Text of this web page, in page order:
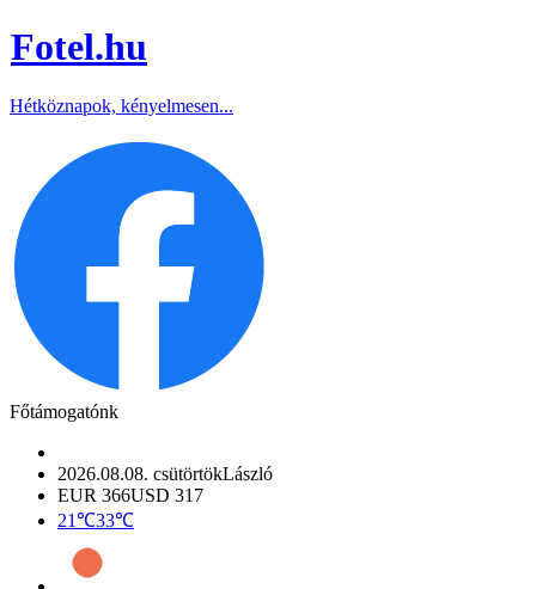
Fotel.hu
Hétköznapok, kényelmesen...
Főtámogatónk
2026.08.08. csütörtökLászló
EUR 366USD 317
21℃33℃